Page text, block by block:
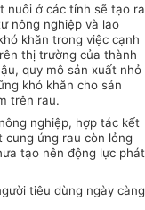
nuôi ở các tỉnh sẽ tạo ra
nông nghiệp và lao
khăn trong việc cạnh
thị trường của thành
quy mô sản xuất nhỏ
khó khăn cho sản
trên rau.
nghiệp, hợp tác kết
cung ứng rau còn lỏng
tạo nên động lực phát
tiêu dùng ngày càng